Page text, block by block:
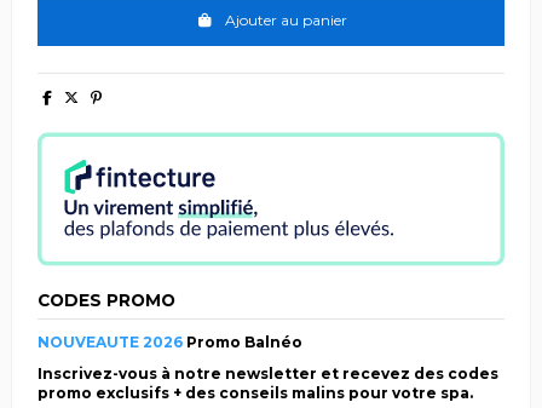
Ajouter au panier
CODES PROMO
NOUVEAUTE 2026 Promo Balnéo
Inscrivez-vous à notre newsletter et recevez des codes
promo exclusifs + des conseils malins pour votre spa.